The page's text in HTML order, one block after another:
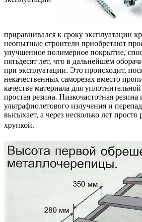
приравнивался к сроку эксплуатации
неопытные строители приобретают
улучшенное полимерное покрытие,
пятьдесят лет, что в дальнейшем
при эксплуатации. Это происходит,
некачественных саморезах вместо
качестве материала для
простая резина. Низкочастотная резина
ультрафиолетового излучения и
высыхает, а через несколько лет просто
хрупкой.